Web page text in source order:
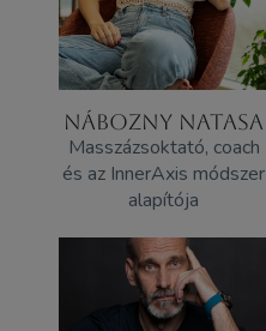
NÁBOZNY NATASA
Masszázsoktató, coach
és az InnerAxis módszer
alapítója